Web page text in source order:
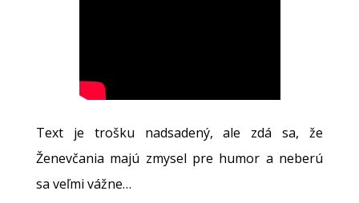
Text je trošku nadsadený, ale zdá sa, že
Ženevčania majú zmysel pre humor a neberú
sa veľmi vážne…